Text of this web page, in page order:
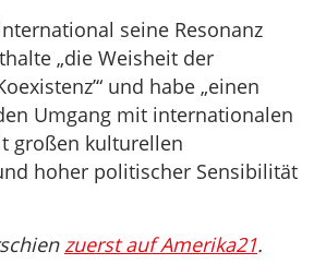
seine Resonanz
„die Weisheit der
und habe „einen
Umgang mit internationalen
großen kulturellen
hoher politischer Sensibilität
zuerst auf Amerika21.